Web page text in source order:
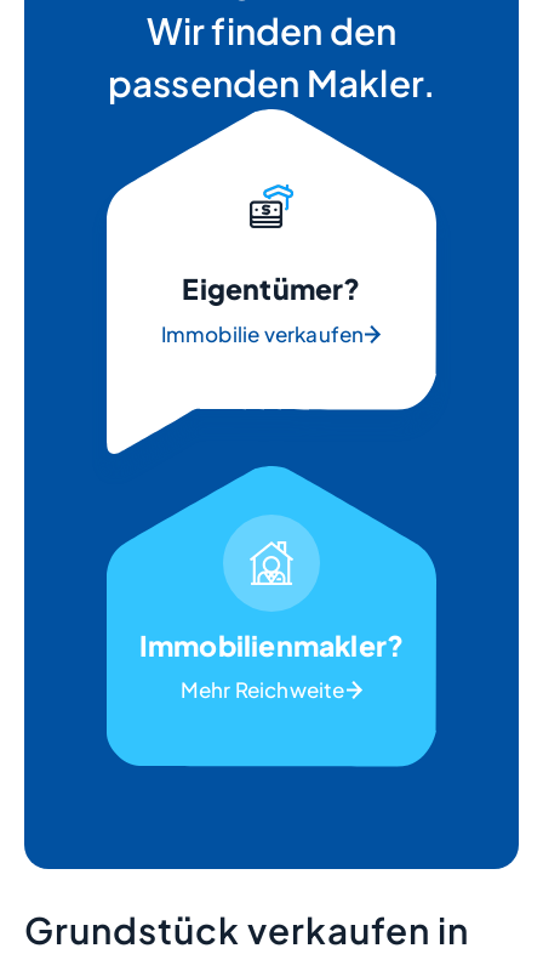
Wir finden den
passenden Makler.
Eigentümer?
Immobilie verkaufen
Immobilienmakler?
Mehr Reichweite
Grundstück verkaufen in